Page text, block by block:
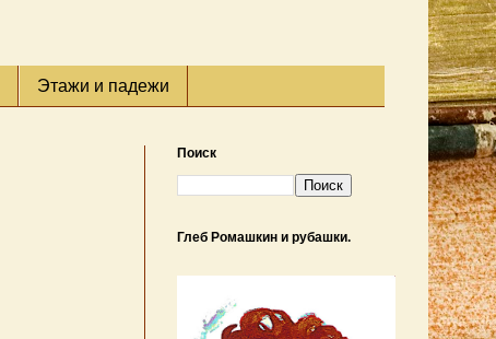
Этажи и падежи
Поиск
Глеб Ромашкин и рубашки.